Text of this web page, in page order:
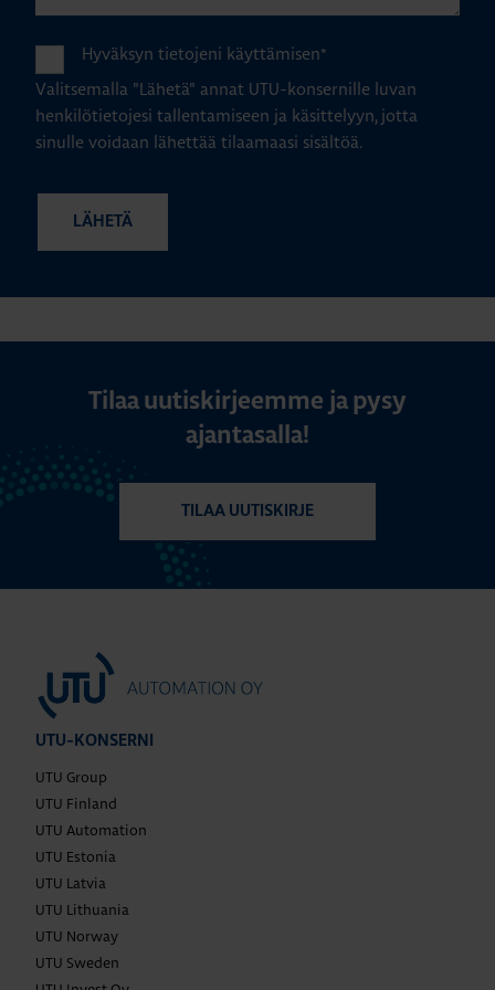
Hyväksyn tietojeni käyttämisen*
Valitsemalla "Lähetä" annat UTU-konsernille luvan
henkilötietojesi tallentamiseen ja käsittelyyn, jotta
sinulle voidaan lähettää tilaamaasi sisältöä.
Tilaa uutiskirjeemme ja pysy
ajantasalla!
TILAA UUTISKIRJE
UTU-KONSERNI
UTU Group
UTU Finland
UTU Automation
UTU Estonia
UTU Latvia
UTU Lithuania
UTU Norway
UTU Sweden